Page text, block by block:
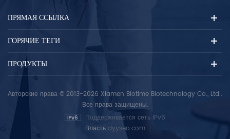
ПРЯМАЯ ССЫЛКА
ГОРЯЧИЕ ТЕГИ
ПРОДУКТЫ
Авторские права © 2013-2026 Xiamen Biotime Biotechnology Co., Ltd..
Все права защищены.
Поддерживается сеть IPv6
Власть:dyyseo.com